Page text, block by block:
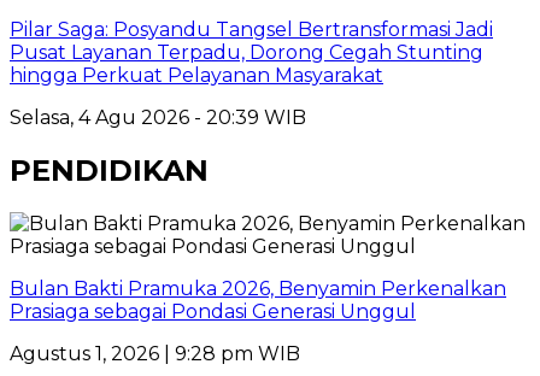
Pilar Saga: Posyandu Tangsel Bertransformasi Jadi
Pusat Layanan Terpadu, Dorong Cegah Stunting
hingga Perkuat Pelayanan Masyarakat
Selasa, 4 Agu 2026 - 20:39 WIB
PENDIDIKAN
Bulan Bakti Pramuka 2026, Benyamin Perkenalkan
Prasiaga sebagai Pondasi Generasi Unggul
Agustus 1, 2026 | 9:28 pm WIB